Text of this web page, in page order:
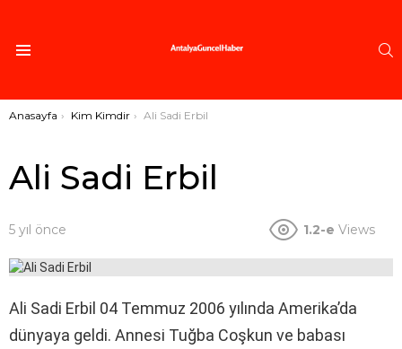
Buradasınız:
Anasayfa Kim Kimdir Ali Sadi Erbil
Ali Sadi Erbil
5 yıl önce 1.2-e Views
Ali Sadi Erbil 04 Temmuz 2006 yılında Amerika’da
dünyaya geldi. Annesi Tuğba Coşkun ve babası